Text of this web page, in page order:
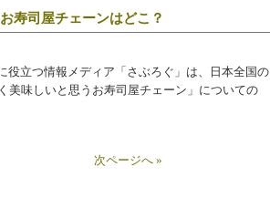
寿司屋チェーンはどこ？
立つ情報メディア「さぶろぐ」は、日本全国の
美味しいと思うお寿司屋チェーン」についての
次ページへ »